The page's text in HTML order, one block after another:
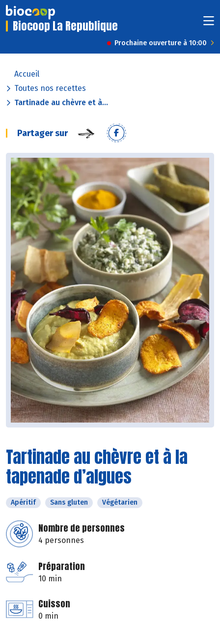
Biocoop La Republique
Prochaine ouverture à 10:00
Accueil
Toutes nos recettes
Tartinade au chèvre et à...
Partager sur
Tartinade au chèvre et à la
tapenade d’algues
Apéritif Sans gluten Végétarien
Nombre de personnes
4 personnes
Préparation
10 min
Cuisson
0 min